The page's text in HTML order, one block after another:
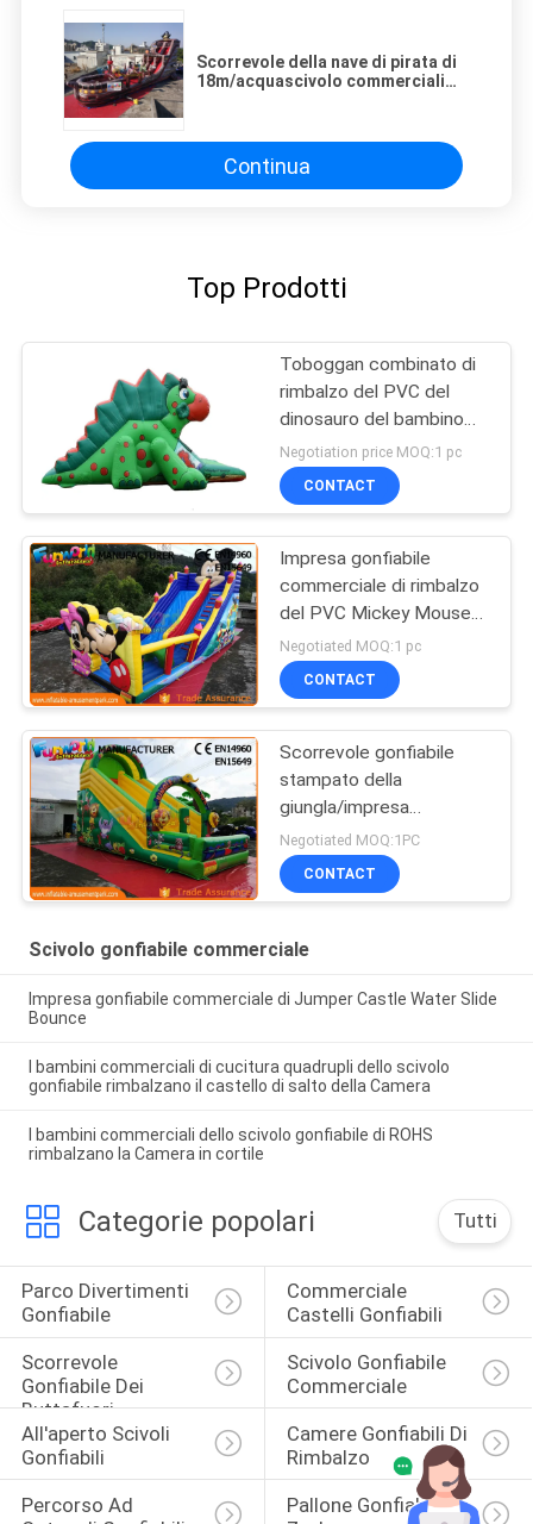
Scorrevole della nave di pirata di
18m/acquascivolo commerciali
Continua
Top Prodotti
Toboggan combinato di
rimbalzo del PVC del
dinosauro del bambino
del campo da giuoco
asciutto gonfiabile dello
scorrevole
Negotiation price MOQ:1 pc
CONTACT
Impresa gonfiabile
commerciale di rimbalzo
del PVC Mickey Mouse
con lo scorrevole facile
portare
Negotiated MOQ:1 pc
CONTACT
Scorrevole gonfiabile
stampato della
giungla/impresa
gonfiabile commerciale
di rimbalzo
Negotiated MOQ:1PC
CONTACT
Scivolo gonfiabile commerciale
Impresa gonfiabile commerciale di Jumper Castle Water Slide
Bounce
I bambini commerciali di cucitura quadrupli dello scivolo
gonfiabile rimbalzano il castello di salto della Camera
I bambini commerciali dello scivolo gonfiabile di ROHS
rimbalzano la Camera in cortile
Categorie popolari Tutti
Parco Divertimenti
Gonfiabile
Commerciale
Castelli Gonfiabili
Scorrevole
Gonfiabile Dei
Buttafuori
Scivolo Gonfiabile
Commerciale
All'aperto Scivoli
Gonfiabili
Camere Gonfiabili Di
Rimbalzo
Percorso Ad
Pallone Gonfiabile